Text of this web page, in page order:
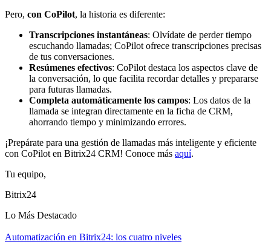
Pero, con CoPilot, la historia es diferente:
Transcripciones instantáneas: Olvídate de perder tiempo
escuchando llamadas; CoPilot ofrece transcripciones precisas
de tus conversaciones.
Resúmenes efectivos: CoPilot destaca los aspectos clave de
la conversación, lo que facilita recordar detalles y prepararse
para futuras llamadas.
Completa automáticamente los campos: Los datos de la
llamada se integran directamente en la ficha de CRM,
ahorrando tiempo y minimizando errores.
¡Prepárate para una gestión de llamadas más inteligente y eficiente
con CoPilot en Bitrix24 CRM! Conoce más aquí.
Tu equipo,
Bitrix24
Lo Más Destacado
Automatización en Bitrix24: los cuatro niveles